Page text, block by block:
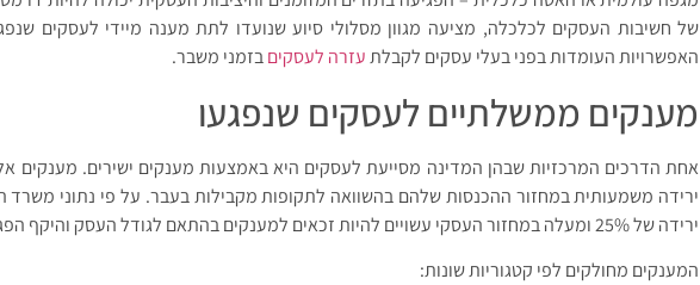
של חשיבות העסקים לכלכלה, מציעה מגוון מסלולי סיוע שנועדו לתת מענה מיידי לעסקים
האפשרויות העומדות בפני בעלי עסקים לקבלתעזרה לעסקיםבזמני משבר.
מענקים ממשלתיים לעסקים שנפגעו
אחת הדרכים המרכזיות שבהן המדינה מסייעת לעסקים היא באמצעות מענקים ישירים. מענקים
ירידה משמעותית במחזור ההכנסות שלהם בהשוואה לתקופות מקבילות בעבר. על פי נתוני משרד
ירידה של 25% ומעלה במחזור העסקי עשויים להיות זכאים למענקים בהתאם לגודל העסק והיקף הפגיעה.
המענקים מחולקים לפי קטגוריות שונות: